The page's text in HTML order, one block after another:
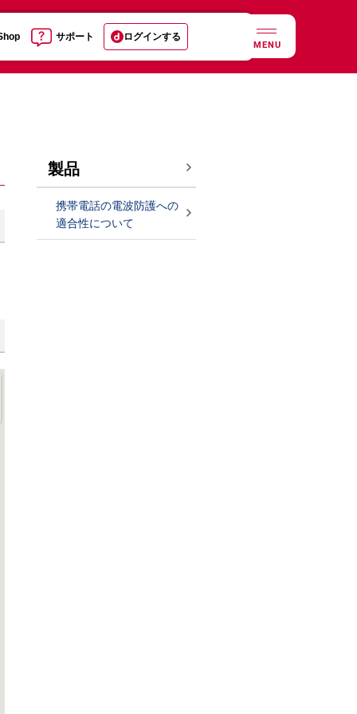
サポート ログインする
MENU
製品
携帯電話の電波防護への
適合性について